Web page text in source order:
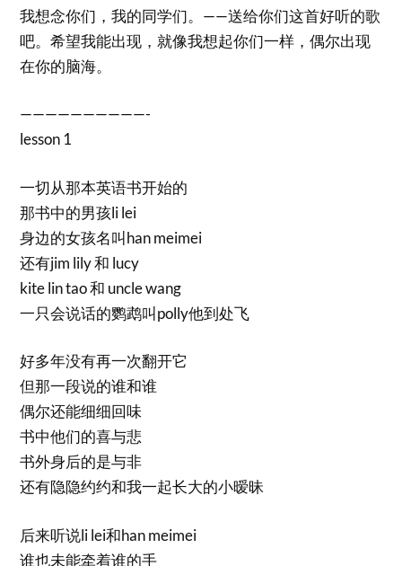
我想念你们，我的同学们。——送给你们这首好听的歌
吧。希望我能出现，就像我想起你们一样，偶尔出现
在你的脑海。
——————————-
lesson 1
一切从那本英语书开始的
那书中的男孩li lei
身边的女孩名叫han meimei
还有jim lily 和 lucy
kite lin tao 和 uncle wang
一只会说话的鹦鹉叫polly他到处飞
好多年没有再一次翻开它
但那一段说的谁和谁
偶尔还能细细回味
书中他们的喜与悲
书外身后的是与非
还有隐隐约约和我一起长大的小暧昧
后来听说li lei和han meimei
谁也未能牵着谁的手